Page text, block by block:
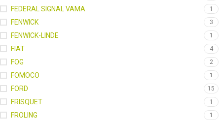
FEDERAL SIGNAL VAMA 1
FENWICK 3
FENWICK-LINDE 1
FIAT 4
FOG 2
FOMOCO 1
FORD 15
FRISQUET 1
FROLING 1